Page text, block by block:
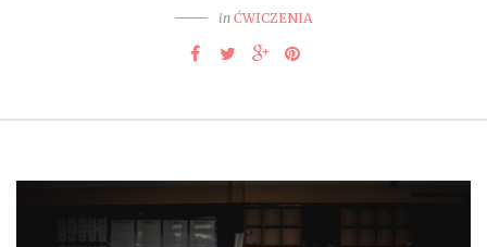
in ĆWICZENIA